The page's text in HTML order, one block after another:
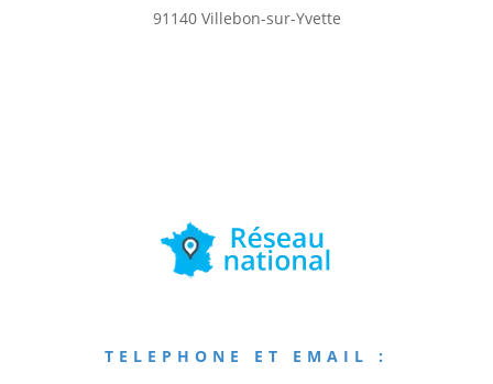
91140 Villebon-sur-Yvette
TELEPHONE ET EMAIL :